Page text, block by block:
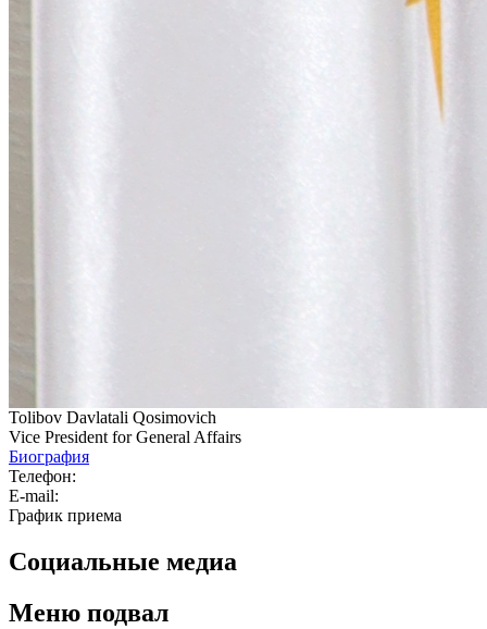
Tolibov Davlatali Qosimovich
Vice President for General Affairs
Биография
Телефон:
E-mail:
График приема
Социальные медиа
Меню подвал